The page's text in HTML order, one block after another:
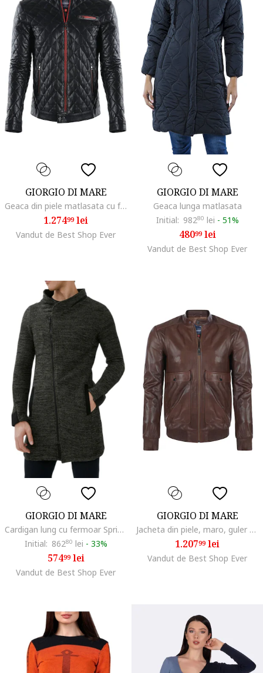
GIORGIO DI MARE
Geaca din piele matlasata cu fermoar,
1.27499lei
Vandut de Best Shop Ever
GIORGIO DI MARE
Geaca lunga matlasata
Initial: 98280 lei - 51%
48099lei
Vandut de Best Shop Ever
GIORGIO DI MARE
Cardigan lung cu fermoar Spring,
Initial: 86280 lei - 33%
57499lei
Vandut de Best Shop Ever
GIORGIO DI MARE
Jacheta din piele, maro, guler ridicat, fermoar, barbati,
1.20799lei
Vandut de Best Shop Ever